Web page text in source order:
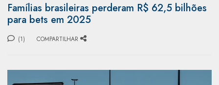
Famílias brasileiras perderam R$ 62,5 bilhões
para bets em 2025
(1) COMPARTILHAR